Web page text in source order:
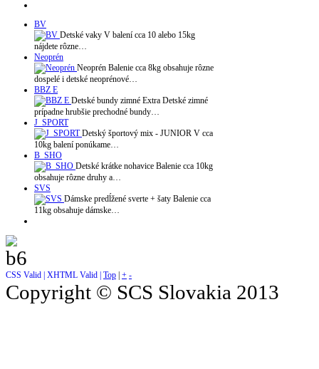
BV
Detské vaky V balení cca 10 alebo 15kg
nájdete rôzne…
Neoprén
Neoprén Balenie cca 8kg obsahuje rôzne
dospelé i detské neoprénové…
BBZ E
Detské bundy zimné Extra Detské zimné
prípadne hrubšie prechodné bundy…
J_SPORT
Detský športový mix - JUNIOR V cca
10kg balení ponúkame…
B_SHO
Detské krátke nohavice Balenie cca 10kg
obsahuje rôzne druhy a…
SVS
Dámske predĺžené sverte + šaty Balenie cca
11kg obsahuje dámske…
CSS Valid | XHTML Valid | Top | + -
Copyright © SCS Slovakia 2013